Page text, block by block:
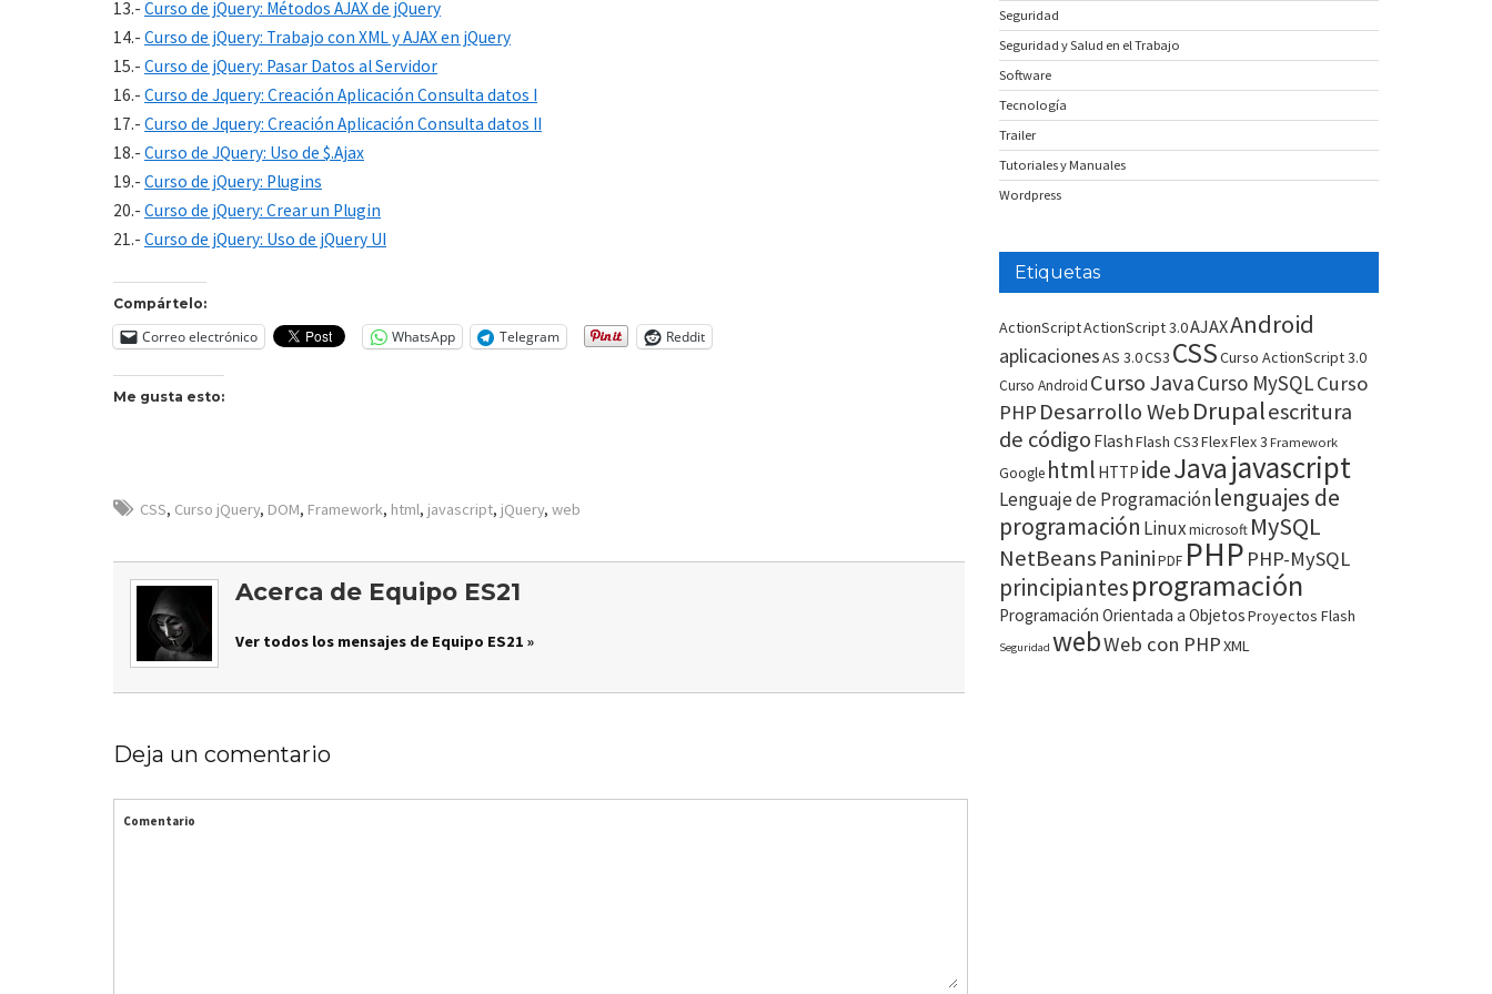
13.- Curso de jQuery: Métodos AJAX de jQuery
14.- Curso de jQuery: Trabajo con XML y AJAX en jQuery
15.- Curso de jQuery: Pasar Datos al Servidor
16.- Curso de Jquery: Creación Aplicación Consulta datos I
17.- Curso de Jquery: Creación Aplicación Consulta datos II
18.- Curso de JQuery: Uso de $.Ajax
19.- Curso de jQuery: Plugins
20.- Curso de jQuery: Crear un Plugin
21.- Curso de jQuery: Uso de jQuery UI
Compártelo:
Correo electrónico WhatsApp Telegram Reddit
Me gusta esto:
CSS, Curso jQuery, DOM, Framework, html, javascript, jQuery, web
Acerca de Equipo ES21
Ver todos los mensajes de Equipo ES21 »
Deja un comentario
Comentario
Seguridad
Seguridad y Salud en el Trabajo
Software
Tecnología
Trailer
Tutoriales y Manuales
Wordpress
Etiquetas
ActionScriptActionScript 3.0AJAXAndroid
aplicacionesAS 3.0CS3 CSSCurso ActionScript 3.0
Curso Android Curso JavaCurso MySQLCurso
PHP Desarrollo WebDrupalescritura
de código FlashFlash CS3FlexFlex 3 Framework
Google html HTTP ideJavajavascript
Lenguaje de Programaciónlenguajes de
programación Linuxmicrosoft MySQL
NetBeans PaniniPDF PHP PHP-MySQL
principiantesprogramación
Programación Orientada a ObjetosProyectos Flash
Seguridad webWeb con PHPXML